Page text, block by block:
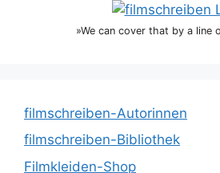
»We can cover that by a line
filmschreiben-Autorinnen
filmschreiben-Bibliothek
Filmkleiden-Shop